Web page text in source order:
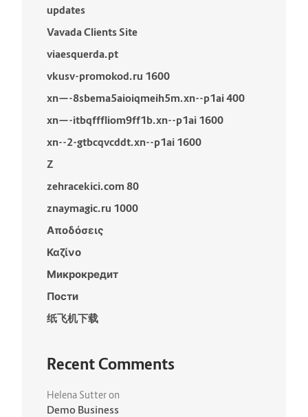
updates
Vavada Clients Site
viaesquerda.pt
vkusv-promokod.ru 1600
xn—-8sbema5aioiqmeih5m.xn--p1ai 400
xn—-itbqfffliom9ff1b.xn--p1ai 1600
xn--2-gtbcqvcddt.xn--p1ai 1600
Z
zehracekici.com 80
znaymagic.ru 1000
Αποδόσεις
Καζίνο
Микрокредит
Пости
纸飞机下载
Recent Comments
Helena Sutteron
Demo Business